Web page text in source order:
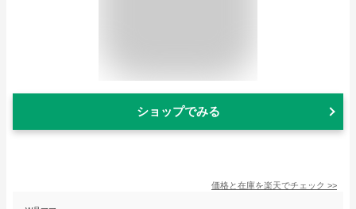
ショップでみる
価格と在庫を楽天でチェック >>